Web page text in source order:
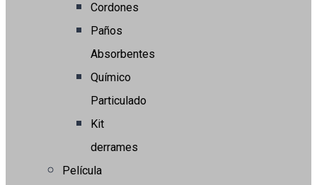
Cordones
Paños
Absorbentes
Químico
Particulado
Kit
derrames
Película